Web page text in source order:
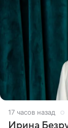
17 часов назад
Ирина